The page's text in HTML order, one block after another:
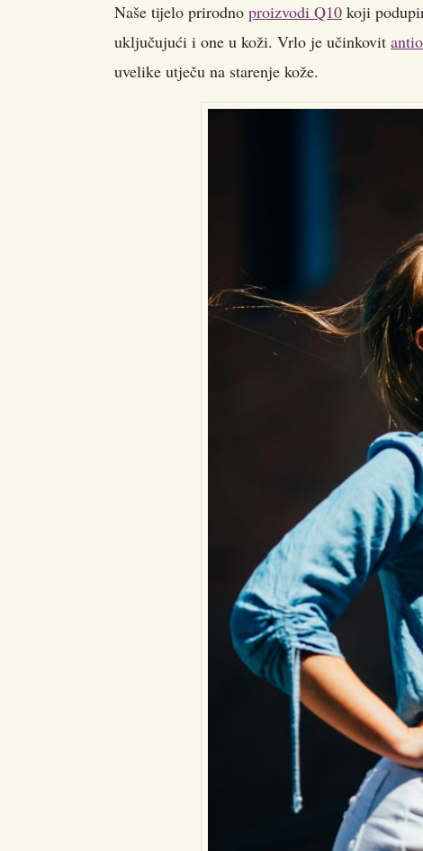
Naše tijelo prirodno proizvodi Q10 koji
uključujući i one u koži. Vrlo je učinkovit
uvelike utječu na starenje kože.